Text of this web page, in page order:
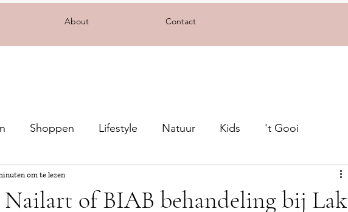
About Contact
Shoppen Lifestyle Natuur Kids 't Gooi
Nailart of BIAB behandeling bij Lak
om te lezen